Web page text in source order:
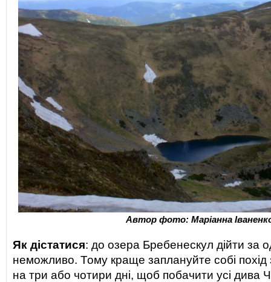
Автор фото: Маріанна
Як дістатися: до озера Бребенескул дійти за
неможливо. Тому краще заплануйте собі похід
на три або чотири дні, щоб побачити усі дива